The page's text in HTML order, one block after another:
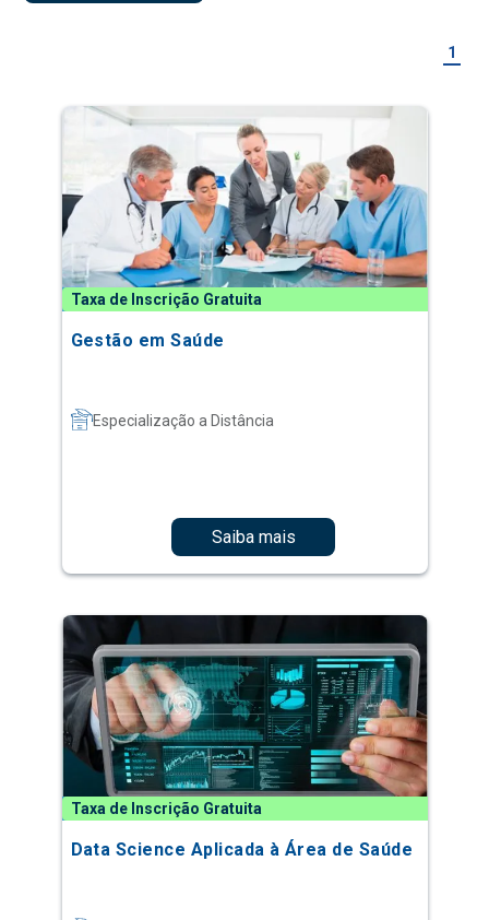
1
Taxa de Inscrição Gratuita
Gestão em Saúde
Especialização a Distância
Saiba mais
Taxa de Inscrição Gratuita
Data Science Aplicada à Área de Saúde